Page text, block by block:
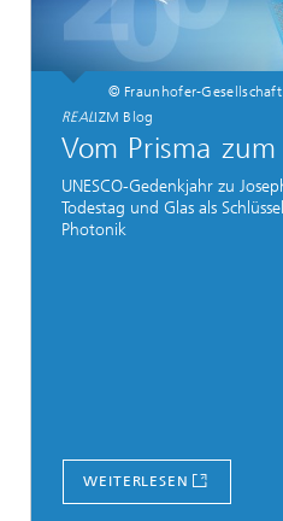
© Fraunhofer-
REALIZM Blog
Vom Prisma
UNESCO-Gedenkjahr zu
Todestag und Glas als
Photonik
WEITERLESEN